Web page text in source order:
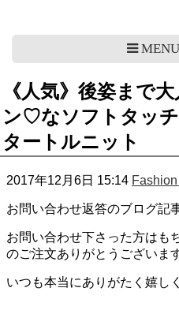
MENU
《人気》後姿まで
ン♡なソフトタッ
タートルニット
2017年12月6日 15:14
お問い合わせ返答のブログ記
お問い合わせ下さった方はも
のご注文ありがとうございま
いつも本当にありがたく嬉し